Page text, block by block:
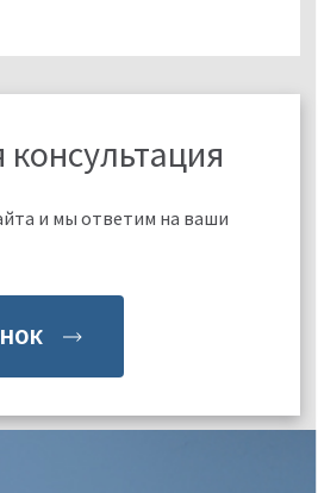
и мы ответим на ваши